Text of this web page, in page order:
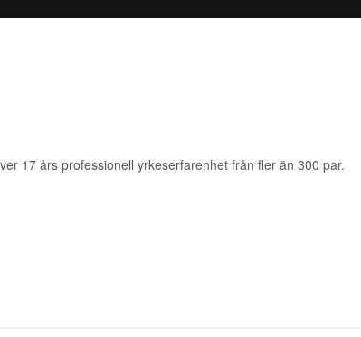
17 års professionell yrkeserfarenhet från fler än 300 par.